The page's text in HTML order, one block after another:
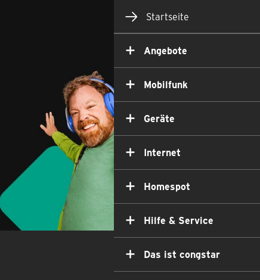
Startseite
Angebote
Mobilfunk
Geräte
Internet
Homespot
Hilfe & Service
Das ist congstar